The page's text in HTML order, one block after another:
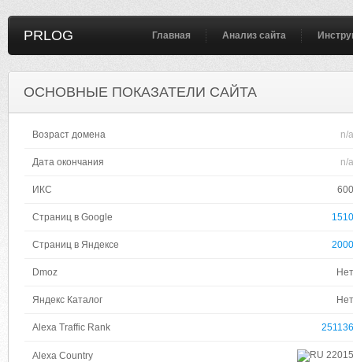
PRLOG Главная Анализ сайта
ОСНОВНЫЕ ПОКАЗАТЕЛИ САЙТА
Возраст домена n/a
Дата окончания n/a
ИКС 600
Страниц в Google 1510
Страниц в Яндексе 2000
Dmoz Нет
Яндекс Каталог Нет
Alexa Traffic Rank 251136
Alexa Country 22015